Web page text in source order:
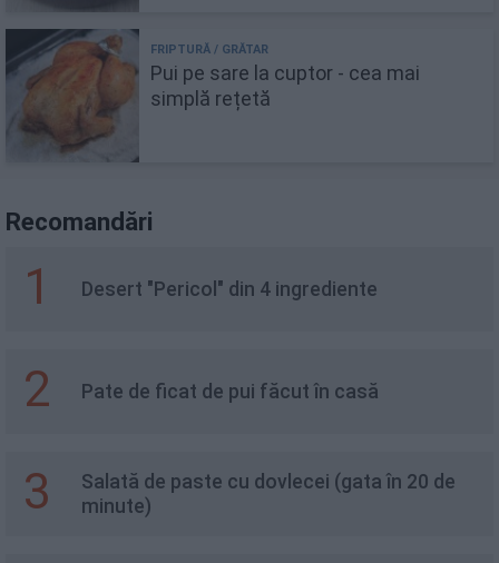
Pui pe sare la cuptor - cea mai
simplă rețetă
Recomandări
1 Desert "Pericol" din 4 ingrediente
2 Pate de ficat de pui făcut în casă
3
Salată de paste cu dovlecei (gata în 20 de
minute)